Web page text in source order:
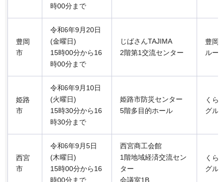
時00分まで
豊岡
市
令和6年9月20日
(金曜日)
15時00分から16
時00分まで
じばさんTAJIMA
2階第1交流センター
豊岡
ルー
姫路
市
令和6年9月10日
(火曜日)
15時30分から16
時30分まで
姫路市防災センター
5階多目的ホール
くら
グル
西宮
市
令和6年9月5日
(木曜日)
15時00分から16
時00分まで
西宮商工会館
1階地域経済交流セン
ター
会議室1B
くら
グル